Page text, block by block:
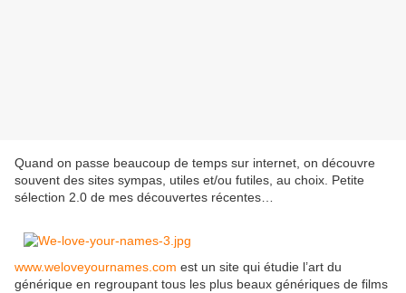
Quand on passe beaucoup de temps sur internet, on découvre
souvent des sites sympas, utiles et/ou futiles, au choix. Petite
sélection 2.0 de mes découvertes récentes…
www.weloveyournames.com est un site qui étudie l’art du
générique en regroupant tous les plus beaux génériques de films